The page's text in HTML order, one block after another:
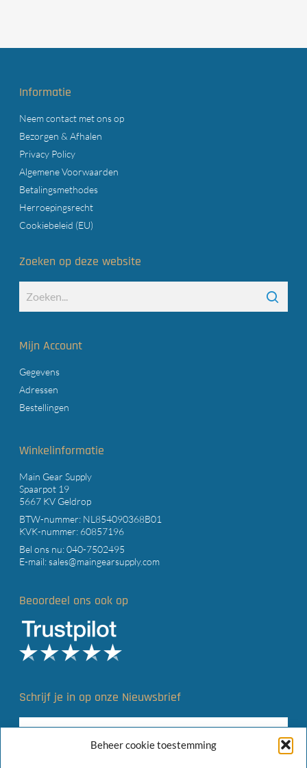
Beheer cookie toestemming
Informatie
Neem contact met ons op
Bezorgen & Afhalen
Privacy Policy
Algemene Voorwaarden
Betalingsmethodes
Herroepingsrecht
Cookiebeleid (EU)
Zoeken op deze website
Mijn Account
Gegevens
Adressen
Bestellingen
Winkelinformatie
Main Gear Supply
Spaarpot 19
5667 KV Geldrop
BTW-nummer: NL854090368B01
KVK-nummer: 60857196
Bel ons nu:040-7502495
E-mail:sales@maingearsupply.com
Beoordeel ons ook op
Schrijf je in op onze Nieuwsbrief